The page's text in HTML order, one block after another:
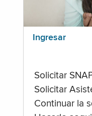
Ingresar
Solicitar
Solicitar
Continuar la